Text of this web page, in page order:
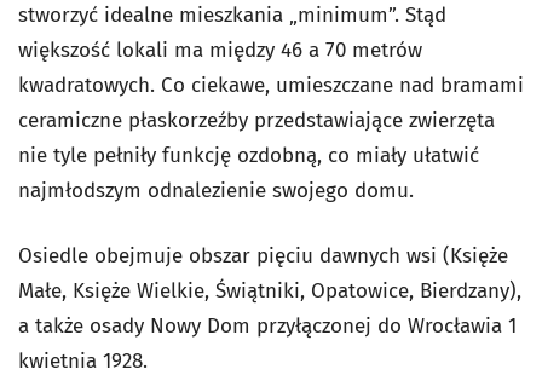
stworzyć idealne mieszkania „minimum”. Stąd
większość lokali ma między 46 a 70 metrów
kwadratowych. Co ciekawe, umieszczane nad bramami
ceramiczne płaskorzeźby przedstawiające zwierzęta
nie tyle pełniły funkcję ozdobną, co miały ułatwić
najmłodszym odnalezienie swojego domu.
Osiedle obejmuje obszar pięciu dawnych wsi (Księże
Małe, Księże Wielkie, Świątniki, Opatowice, Bierdzany),
a także osady Nowy Dom przyłączonej do Wrocławia 1
kwietnia 1928.